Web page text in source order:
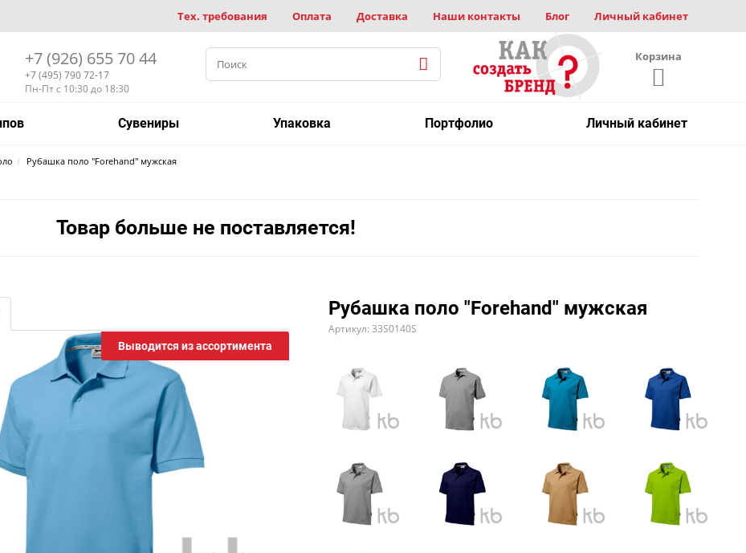
Тех. требования Оплата Доставка Наши контакты Блог Личный кабинет
+7 (926) 655 70 44
+7 (495) 790 72-17
Пн-Пт с 10:30 до 18:30
Корзина
Сувениры Упаковка Портфолио Личный кабинет
Рубашка поло "Forehand" мужская
Товар больше не поставляется!
Рубашка поло "Forehand" мужская
Артикул: 33S0140S
Выводится из ассортимента